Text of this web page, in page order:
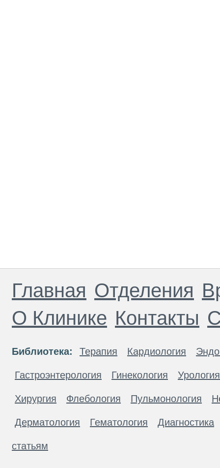
Главная Отделения
О Клинике Контакты
Библиотека: Терапия Кардиология
Гастроэнтерология Гинекология Урология
Хирургия Флебология Пульмонология
Дерматология Гематология Диагностика
статьям